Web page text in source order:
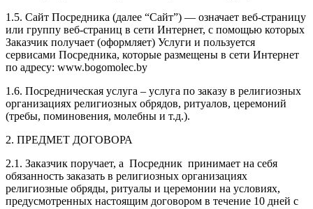
1.5. Сайт Посредника (далее “Сайт”) — означает веб-страницу
или группу веб-страниц в сети Интернет, с помощью которых
Заказчик получает (оформляет) Услуги и пользуется
сервисами Посредника, которые размещены в сети Интернет
по адресу: www.bogomolec.by
1.6. Посредническая услуга – услуга по заказу в религиозных
организациях религиозных обрядов, ритуалов, церемоний
(требы, поминовения, молебны и т.д.).
2. ПРЕДМЕТ ДОГОВОРА
2.1. Заказчик поручает, а Посредник принимает на себя
обязанность заказать в религиозных организациях
религиозные обряды, ритуалы и церемонии на условиях,
предусмотренных настоящим договором в течение 10 дней с